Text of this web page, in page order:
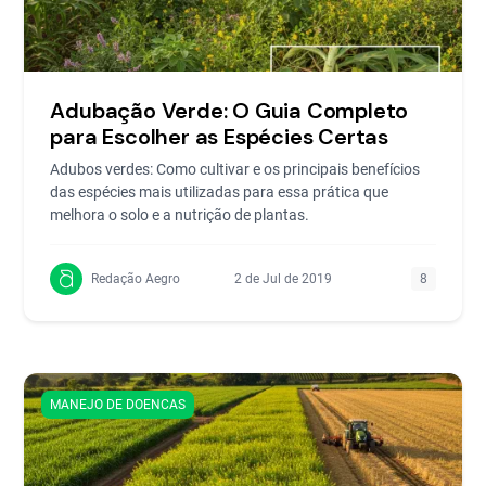
Adubação Verde: O Guia Completo
para Escolher as Espécies Certas
Adubos verdes: Como cultivar e os principais benefícios
das espécies mais utilizadas para essa prática que
melhora o solo e a nutrição de plantas.
Redação Aegro 2 de Jul de 2019 8
MANEJO DE DOENCAS